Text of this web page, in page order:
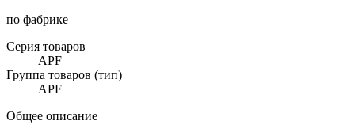
по фабрике
Серия товаров
APF
Группа товаров (тип)
APF
Общее описание